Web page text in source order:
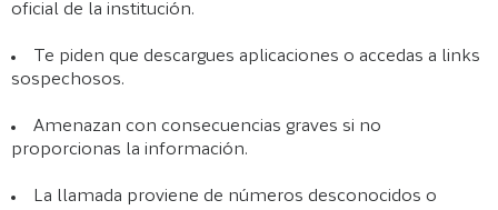
oficial de la institución.
Te piden que descargues aplicaciones o accedas a links
sospechosos.
Amenazan con consecuencias graves si no
proporcionas la información.
La llamada proviene de números desconocidos o